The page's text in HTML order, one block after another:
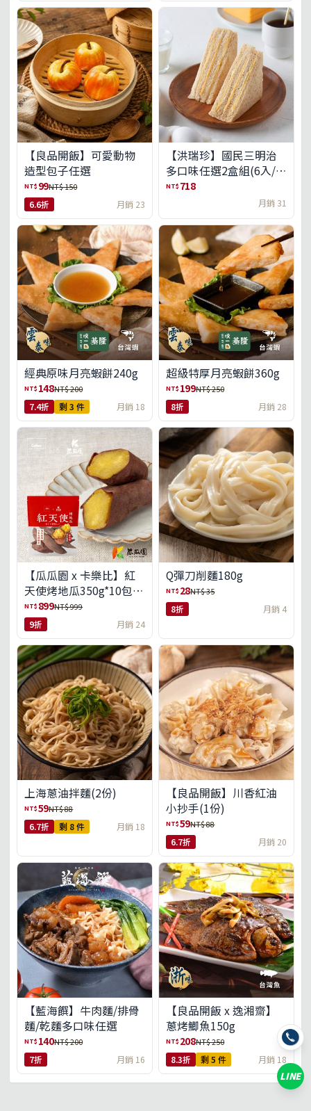
【良品開飯】可愛動物
造型包子任選
NT$ 99NT$ 150
6.6折 月銷 23
【洪瑞珍】國民三明治
多口味任選2盒組(6入/
盒)(免運)
NT$ 718
月銷 31
經典原味月亮蝦餅240g
NT$ 148NT$ 200
7.4折 剩 3 件 月銷 18
超級特厚月亮蝦餅360g
NT$ 199NT$ 250
8折 月銷 28
【瓜瓜園 x 卡樂比】紅
天使烤地瓜350g*10包
(免運組)
NT$ 899NT$ 999
9折 月銷 24
Q彈刀削麵180g
NT$ 28NT$ 35
8折 月銷 4
上海蔥油拌麵(2份)
NT$59NT$ 88
6.7折 剩 8 件 月銷 18
【良品開飯】川香紅油
小抄手(1份)
NT$59NT$ 88
6.7折 月銷 20
【藍海饌】牛肉麵/排骨
麵/乾麵多口味任選
NT$ 140NT$ 200
7折 月銷 16
【良品開飯 x 逸湘齋】
蔥烤鯽魚150g
NT$ 208NT$ 250
8.3折 剩 5 件 月銷 18
LINE